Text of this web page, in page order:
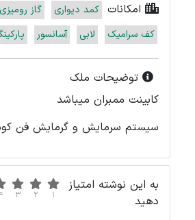
امکانات کمد دیواری گاز رومیزی
کف سرامیک
لابی آسانسور
توضیحات ملک
کابینت ممبران میباشد
سیستم سرمایش و گرمایش فن
به این نوشته امتیاز
دهید
1
2
3